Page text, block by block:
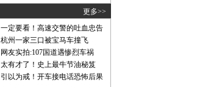
更多>>
一定要看！高速交警的吐血忠告
杭州一家三口被宝马车撞飞
网友实拍:107国道遇惨烈车祸
太有才了！史上最牛节油秘笈
引以为戒！开车接电话恐怖后果